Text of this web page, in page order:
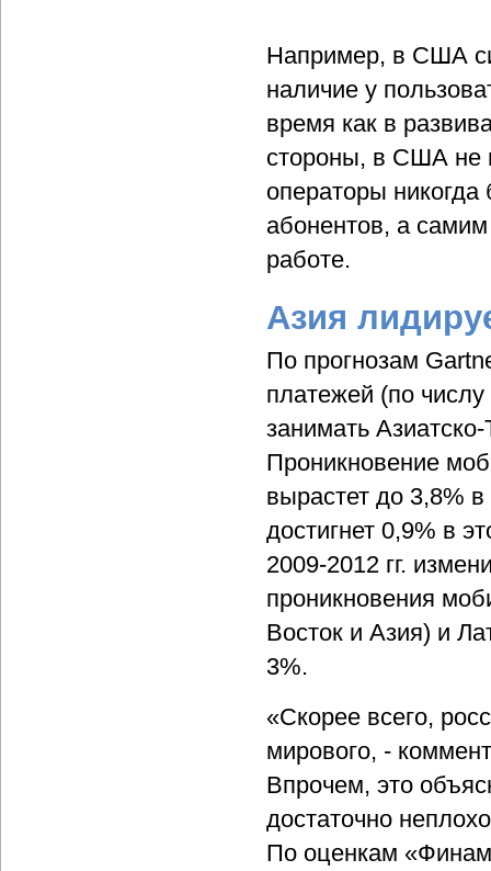
Например, в США
наличие у
время как в
стороны, в США не
операторы
абонентов, а
работе.
Азия
По прогнозам
платежей (по
занимать
Проникновение
вырастет до 3,8%
достигнет 0,9% в
2009-2012 гг.
проникновения
Восток и Азия) и
3%.
«Скорее всего,
мирового, -
Впрочем, это
достаточно
По оценкам